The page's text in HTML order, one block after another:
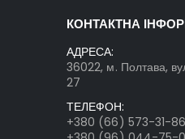
КОНТАКТНА
АДРЕСА:
36022, м. Полтава,
27
ТЕЛЕФОН:
+380 (66) 573-31-86